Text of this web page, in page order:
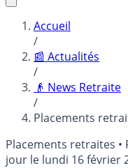
Accueil
/
📰 Actualités
/
👴 News Retraite
/
Placements
Placements retraites •
jour le lundi 16 février